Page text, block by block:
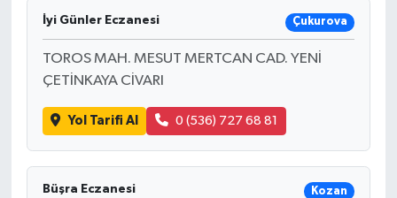
İyi Günler Eczanesi Çukurova
TOROS MAH. MESUT MERTCAN CAD. YENİ
ÇETİNKAYA CİVARI
Yol Tarifi Al 0 (536) 727 68 81
Büşra Eczanesi Kozan